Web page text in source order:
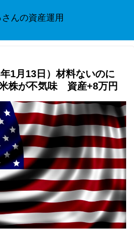
さんの資産運用
1月13日）材料ないのに
株が不気味 資産+8万円